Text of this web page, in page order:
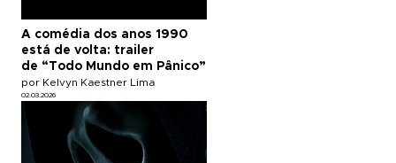
A comédia dos anos 1990
está de volta: trailer
de “Todo Mundo em Pânico”
por Kelvyn Kaestner Lima
02.03.2026